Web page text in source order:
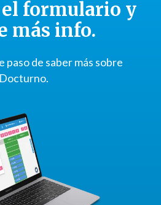
formulario y
más info.
paso de saber más sobre
Docturno.